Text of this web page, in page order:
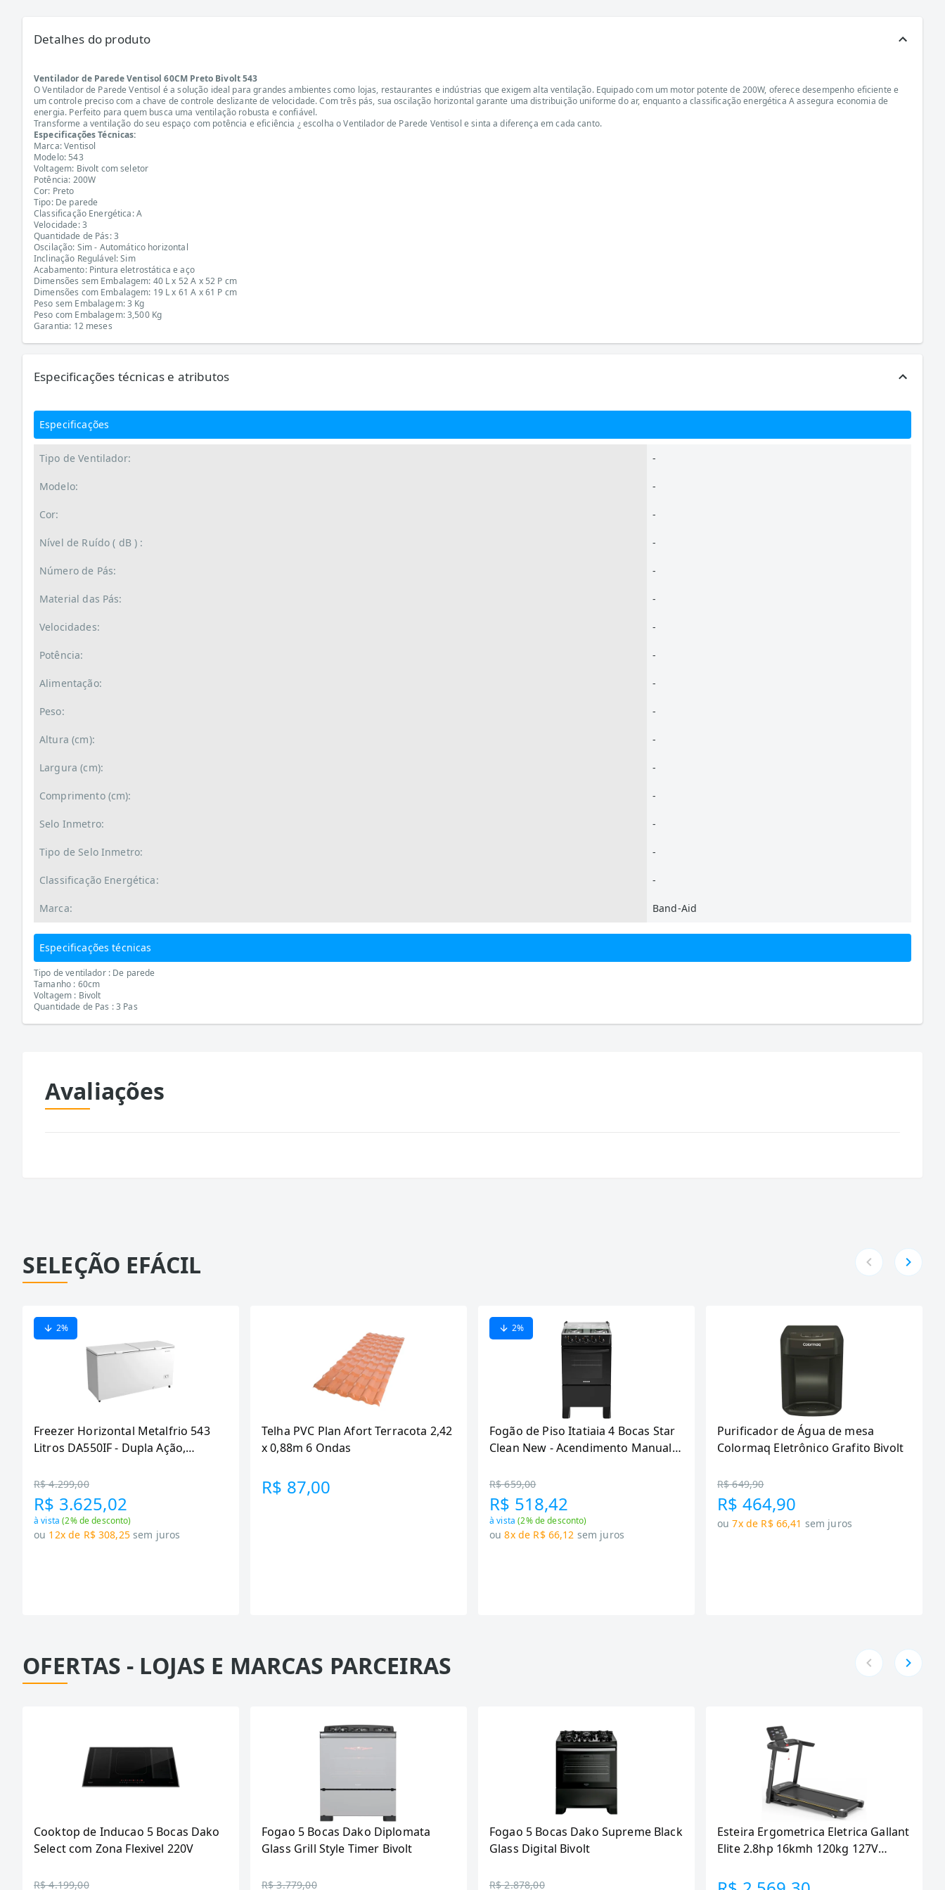
Detalhes do produto
Ventilador de Parede Ventisol 60CM Preto Bivolt 543
O Ventilador de Parede Ventisol é a solução ideal para grandes ambientes como lojas, restaurantes e indústrias que exigem alta ventilação. Equipado com um motor potente de 200W, oferece desempenho eficiente e
um controle preciso com a chave de controle deslizante de velocidade. Com três pás, sua oscilação horizontal garante uma distribuição uniforme do ar, enquanto a classificação energética A assegura economia de
energia. Perfeito para quem busca uma ventilação robusta e confiável.
Transforme a ventilação do seu espaço com potência e eficiência ¿ escolha o Ventilador de Parede Ventisol e sinta a diferença em cada canto.
Especificações Técnicas:
Marca: Ventisol
Modelo: 543
Voltagem: Bivolt com seletor
Potência: 200W
Cor: Preto
Tipo: De parede
Classificação Energética: A
Velocidade: 3
Quantidade de Pás: 3
Oscilação: Sim - Automático horizontal
Inclinação Regulável: Sim
Acabamento: Pintura eletrostática e aço
Dimensões sem Embalagem: 40 L x 52 A x 52 P cm
Dimensões com Embalagem: 19 L x 61 A x 61 P cm
Peso sem Embalagem: 3 Kg
Peso com Embalagem: 3,500 Kg
Garantia: 12 meses
Especificações técnicas e atributos
Especificações
Tipo de Ventilador: -
Modelo: -
Cor: -
Nível de Ruído ( dB ) : -
Número de Pás: -
Material das Pás: -
Velocidades: -
Potência: -
Alimentação: -
Peso: -
Altura (cm): -
Largura (cm): -
Comprimento (cm): -
Selo Inmetro: -
Tipo de Selo Inmetro: -
Classificação Energética: -
Marca: Band-Aid
Especificações técnicas
Tipo de ventilador : De parede
Tamanho : 60cm
Voltagem : Bivolt
Quantidade de Pas : 3 Pas
Avaliações
SELEÇÃO EFÁCIL
2%
Freezer Horizontal Metalfrio 543
Litros DA550IF - Dupla Ação,
R$ 4.299,00
R$ 3.625,02
à vista(2% de desconto)
ou 12x de R$ 308,25 sem juros
Telha PVC Plan Afort Terracota 2,42
x 0,88m 6 Ondas
R$ 87,00
2%
Fogão de Piso Itatiaia 4 Bocas Star
Clean New - Acendimento Manual,
R$ 659,00
R$ 518,42
à vista(2% de desconto)
ou 8x de R$ 66,12 sem juros
Purificador de Água de mesa
Colormaq Eletrônico Grafito Bivolt
R$ 649,90
R$ 464,90
ou 7x de R$ 66,41 sem juros
OFERTAS - LOJAS E MARCAS PARCEIRAS
Cooktop de Inducao 5 Bocas Dako
Select com Zona Flexivel 220V
R$ 4.199,00
Fogao 5 Bocas Dako Diplomata
Glass Grill Style Timer Bivolt
R$ 3.779,00
Fogao 5 Bocas Dako Supreme Black
Glass Digital Bivolt
R$ 2.878,00
Esteira Ergometrica Eletrica Gallant
Elite 2.8hp 16kmh 120kg 127V